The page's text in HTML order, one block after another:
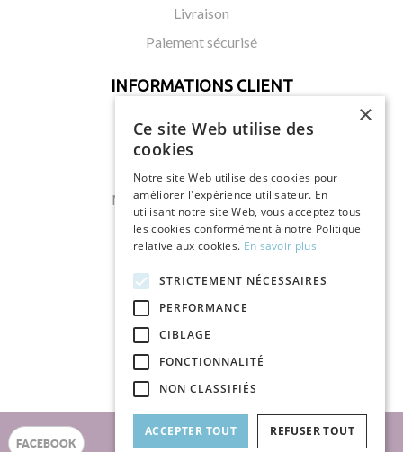
Livraison
Paiement sécurisé
INFORMATIONS CLIENT
Mon compte
Mes commandes
Mes retours de marchandises
Mes bordereaux de crédit
Mes infos personnelles
Mes bons de réductions
FACEBOOK
×
Ce site Web utilise des
cookies
Notre site Web utilise des cookies pour
améliorer l'expérience utilisateur. En
utilisant notre site Web, vous acceptez tous
les cookies conformément à notre Politique
relative aux cookies. En savoir plus
STRICTEMENT NÉCESSAIRES
PERFORMANCE
CIBLAGE
FONCTIONNALITÉ
NON CLASSIFIÉS
ACCEPTER TOUT REFUSER TOUT